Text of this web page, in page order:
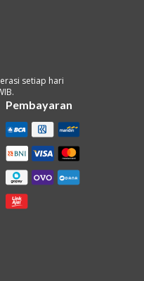
setiap hari
Pembayaran